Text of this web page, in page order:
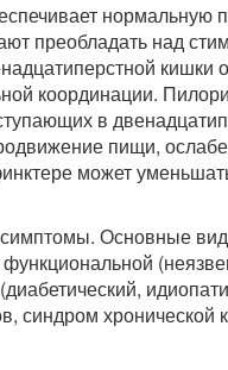
нормальную
преобладать над
кишки
координации.
в
пищи,
может
симптомы. Основные
синдром хронической